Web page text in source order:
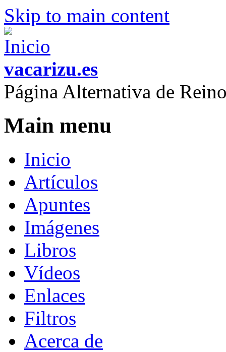
Skip to main content
vacarizu.es
Página Alternativa de
Main menu
Inicio
Artículos
Apuntes
Imágenes
Libros
Vídeos
Enlaces
Filtros
Acerca de